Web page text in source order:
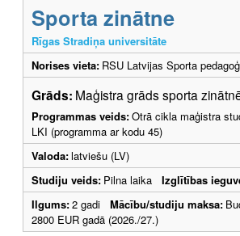
Sporta zinātne
Rīgas Stradiņa universitāte
Norises vieta: RSU Latvijas Sporta
Grāds: Maģistra grāds sporta
Programmas veids:Otrā cikla maģistra
LKI (programma ar kodu 45)
Valoda:latviešu (LV)
Studiju veids: Pilna laika Izglītības
Ilgums:2 gadi Mācību/studiju maksa:
2800 EUR gadā (2026./27.)